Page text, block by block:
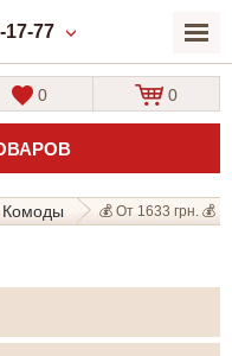
17-77
0 0
Комоды 💰 От 1633 грн. 💰